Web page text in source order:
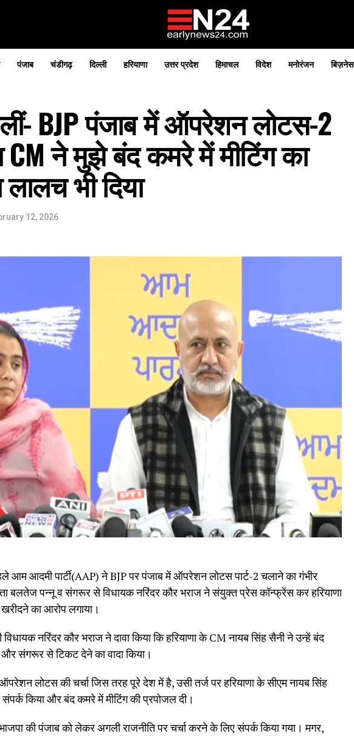
पंजाब चंडीगढ़ दिल्ली हरियाणा उत्तर प्रदेश हिमाचल विदेश मनोरंजन बिज़नेस
BJP पंजाब में ऑपरेशन लोटस-2
CM ने मुझे बंद कमरे में मीटिंग का
भी दिया
12, 2026
आम आदमी पार्टी(AAP) ने BJP पर पंजाब में ऑपरेशन लोटस पार्ट-2 चलाने का गंभीर
बलतेज पन्नू व संगरूर से विधायक नरिंदर कौर भराज ने संयुक्त प्रेस कॉन्फ्रेंस कर हरियाणा
का आरोप लगाया।
नरिंदर कौर भराज ने दावा किया कि हरियाणा के CM नायब सिंह सैनी ने उन्हें बंद
संगरूर से टिकट देने का वादा किया।
लोटस की चर्चा जिस तरह पूरे देश में है, उसी तर्ज पर हरियाणा के सीएम नायब सिंह
किया और बंद कमरे में मीटिंग की प्रपोजल दी।
की पंजाब को लेकर अगली राजनीति पर चर्चा करने के लिए संपर्क किया गया। मगर,